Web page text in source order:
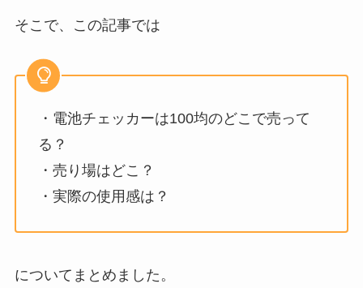
そこで、この記事では
・電池チェッカーは100均のどこで売って
る？
・売り場はどこ？
・実際の使用感は？
についてまとめました。